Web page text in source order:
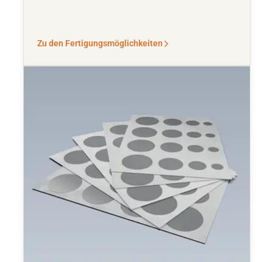
Zu den Fertigungsmöglichkeiten